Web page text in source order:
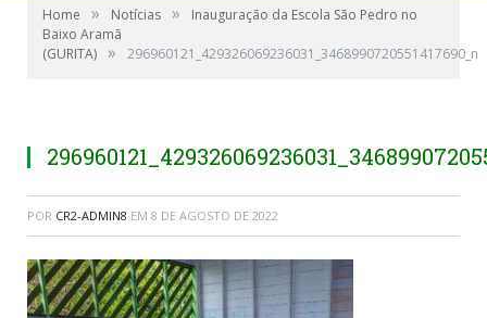
Home » Notícias »
Inauguração da Escola São Pedro no
Baixo Aramã
(GURITA) » 296960121_429326069236031_3468990720551417690_n
POR CR2-ADMIN8 EM 8 DE AGOSTO DE 2022